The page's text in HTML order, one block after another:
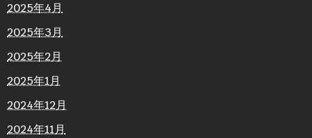
2025年4月
2025年3月
2025年2月
2025年1月
2024年12月
2024年11月